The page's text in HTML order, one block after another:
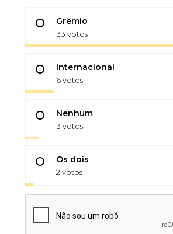
Grêmio
33 votos
Internacional
6 votos
Nenhum
3 votos
Os dois
2 votos